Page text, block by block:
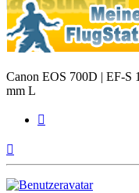
Canon EOS 700D | EF-S
mm L